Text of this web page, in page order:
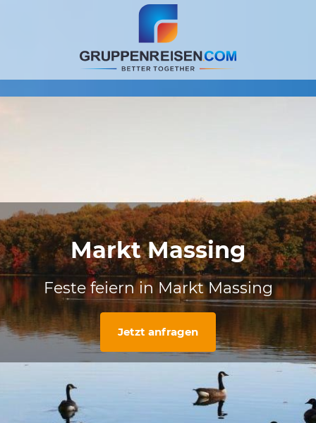
Markt Massing
Feste feiern in Markt Massing
Jetzt anfragen